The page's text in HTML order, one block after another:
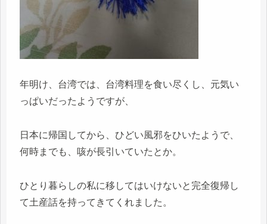
年明け、台湾では、台湾料理を食い尽くし、元気い
っぱいだったようですが、
日本に帰国してから、ひどい風邪をひいたようで、
何時までも、咳が長引いていたとか。
ひとり暮らしの私に移してはいけないと完全復帰し
て土産話を持ってきてくれました。